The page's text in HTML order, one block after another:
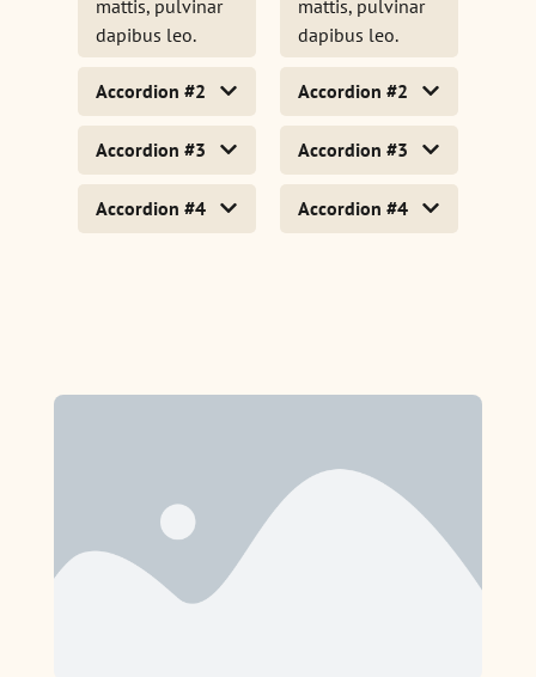
mattis, pulvinar
dapibus leo.
Accordion #2
Accordion #3
Accordion #4
mattis, pulvinar
dapibus leo.
Accordion #2
Accordion #3
Accordion #4